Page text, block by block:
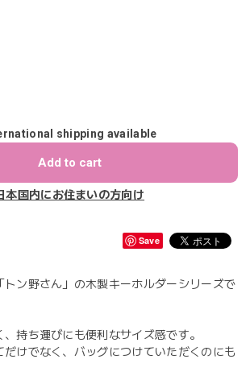
shipping available
Add to cart
本国内にお住まいの方向け
Save
トン野さん」の木製キーホルダーシリーズで
持ち運びにも便利なサイズ感です。
だけでなく、バッグにつけていただくのにも